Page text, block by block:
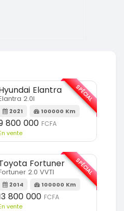
Elantra
2.0l
2021 100000 Km
800 000 FCFA
vente
SPÉCIAL
Fortuner
2.0 VVTI
2014 100000 Km
800 000 FCFA
vente
SPÉCIAL